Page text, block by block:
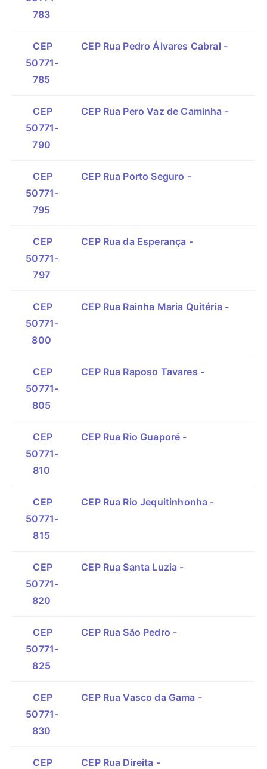
783
CEP
50771-
785
CEP Rua Pedro Álvares Cabral -
CEP
50771-
790
CEP Rua Pero Vaz de Caminha -
CEP
50771-
795
CEP Rua Porto Seguro -
CEP
50771-
797
CEP Rua da Esperança -
CEP
50771-
800
CEP Rua Rainha Maria Quitéria -
CEP
50771-
805
CEP Rua Raposo Tavares -
CEP
50771-
810
CEP Rua Rio Guaporé -
CEP
50771-
815
CEP Rua Rio Jequitinhonha -
CEP
50771-
820
CEP Rua Santa Luzia -
CEP
50771-
825
CEP Rua São Pedro -
CEP
50771-
830
CEP Rua Vasco da Gama -
CEP
CEP Rua Direita -